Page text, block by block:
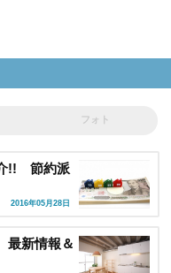
フォト
介!! 節約派
2016年05月28日
最新情報＆